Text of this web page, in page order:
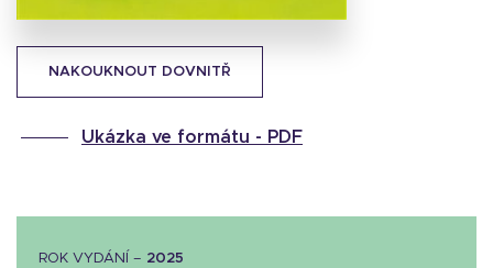
NAKOUKNOUT DOVNITŘ
Ukázka ve formátu - PDF
ROK VYDÁNÍ – 2025